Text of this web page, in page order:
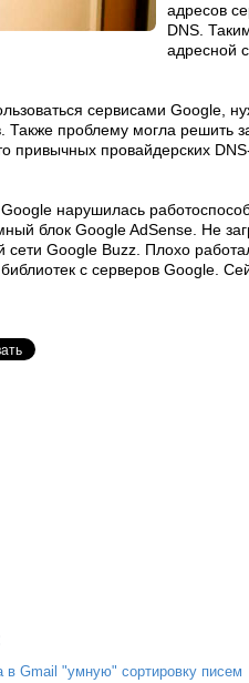
адресов
DNS.
адресной
сервисами Google,
Также проблему могла решить
привычных провайдерских
нарушилась
блок Google AdSense. Не
сети Google Buzz. Плохо
с серверов Google.
в Gmail "умную" сортировку писем